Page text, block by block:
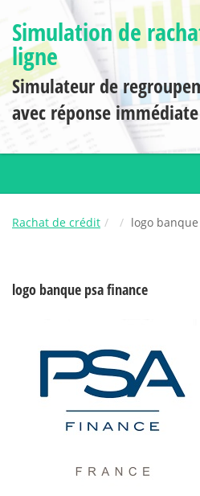
Simulation de
ligne
Simulateur de
avec réponse immédiate
Rachat de crédit logo
logo banque psa finance